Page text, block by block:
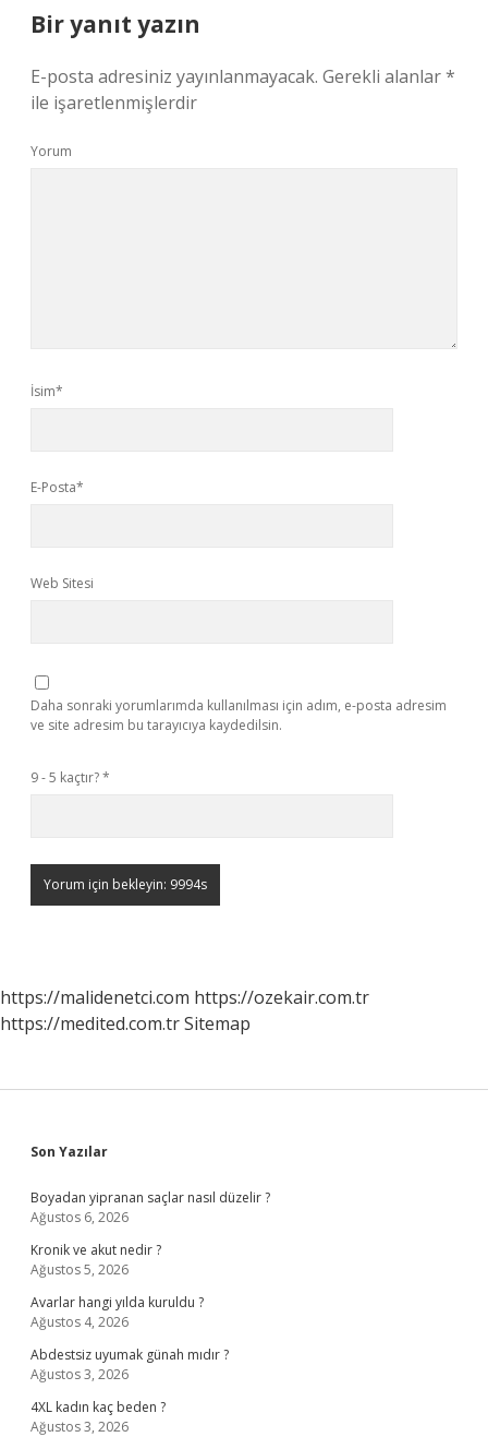
Bir yanıt yazın
E-posta adresiniz yayınlanmayacak. Gerekli alanlar*
ile işaretlenmişlerdir
Yorum
İsim*
E-Posta*
Web Sitesi
Daha sonraki yorumlarımda kullanılması için adım, e-posta adresim
ve site adresim bu tarayıcıya kaydedilsin.
9 - 5 kaçtır?*
https://malidenetci.com https://ozekair.com.tr
https://medited.com.trSitemap
Sidebar
Son Yazılar
Boyadan yipranan saçlar nasıl düzelir ?
Ağustos 6, 2026
Kronik ve akut nedir ?
Ağustos 5, 2026
Avarlar hangi yılda kuruldu ?
Ağustos 4, 2026
Abdestsiz uyumak günah mıdır ?
Ağustos 3, 2026
4XL kadın kaç beden ?
Ağustos 3, 2026